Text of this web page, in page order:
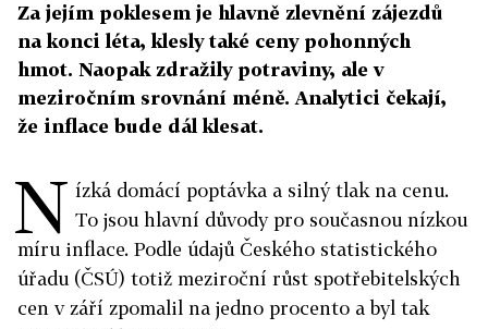
Za jejím poklesem je hlavně zlevnění zájezdů
na konci léta, klesly také ceny pohonných
hmot. Naopak zdražily potraviny, ale v
meziročním srovnání méně. Analytici čekají,
že inflace bude dál klesat.
N ízká domácí poptávka a silný tlak na cenu.
To jsou hlavní důvody pro současnou nízkou
míru inflace. Podle údajů Českého statistického
úřadu (ČSÚ) totiž meziroční růst spotřebitelských
cen v září zpomalil na jedno procento a byl tak